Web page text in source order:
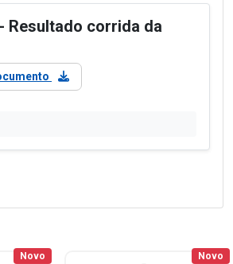
Resultado corrida da
Novo Novo